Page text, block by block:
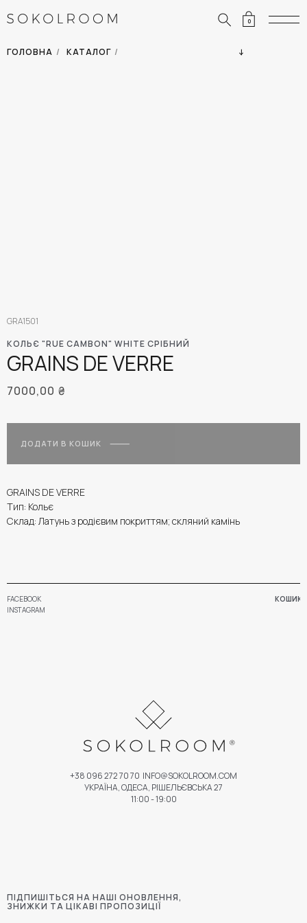
0
ГОЛОВНА / КАТАЛОГ /
КОЛЬЄ "RUE CAMBON" WHITE СРІБНИЙ
GRAINS DE VERRE
GRA1501
7000,00 ₴
ДОДАТИ В КОШИК
GRAINS DE VERRE
Тип: Кольє
Склад: Латунь з родієвим покриттям; скляний камінь
FACEBOOK КОШИК
ПІДПИШІТЬСЯ НА НАШІ ОНОВЛЕННЯ,
ЗНИЖКИ ТА ЦІКАВІ ПРОПОЗИЦІЇ
+38 096 272 70 70 INFO@SOKOLROOM.COM
УКРАЇНА, ОДЕСА, РІШЕЛЬЄВСЬКА 27
11:00 - 19:00
INSTAGRAM